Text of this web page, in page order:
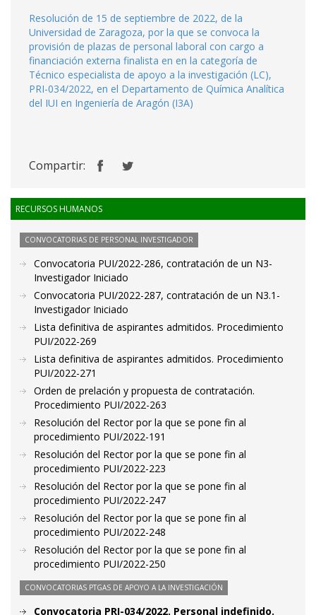
Resolución de 15 de septiembre de 2022, de la
Universidad de Zaragoza, por la que se convoca la
provisión de plazas de personal laboral con cargo a
financiación externa finalista en en la categoría de
Técnico especialista de apoyo a la investigación (LC),
PRI-034/2022, en el Departamento de Química Analítica
del IUI en Ingeniería de Aragón (I3A)
Compartir:
RECURSOS HUMANOS
CONVOCATORIAS DE PERSONAL INVESTIGADOR
Convocatoria PUI/2022-286, contratación de un N3-
Investigador Iniciado
Convocatoria PUI/2022-287, contratación de un N3.1-
Investigador Iniciado
Lista definitiva de aspirantes admitidos. Procedimiento
PUI/2022-269
Lista definitiva de aspirantes admitidos. Procedimiento
PUI/2022-271
Orden de prelación y propuesta de contratación.
Procedimiento PUI/2022-263
Resolución del Rector por la que se pone fin al
procedimiento PUI/2022-191
Resolución del Rector por la que se pone fin al
procedimiento PUI/2022-223
Resolución del Rector por la que se pone fin al
procedimiento PUI/2022-247
Resolución del Rector por la que se pone fin al
procedimiento PUI/2022-248
Resolución del Rector por la que se pone fin al
procedimiento PUI/2022-250
CONVOCATORIAS PTGAS DE APOYO A LA INVESTIGACIÓN
Convocatoria PRI-034/2022. Personal indefinido.